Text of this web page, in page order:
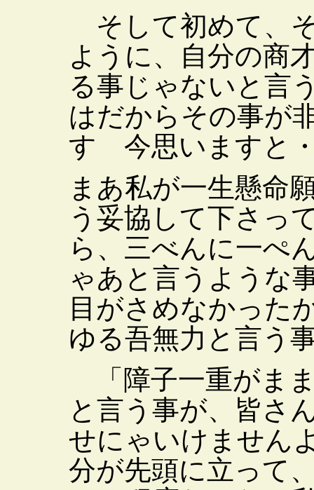
そして初めて、
ように、自分の商
る事じゃないと言
はだからその事が
す 今思いますと
まあ私が一生懸命
う妥協して下さっ
ら、三べんに一ぺ
ゃあと言うような
目がさめなかった
ゆる吾無力と言う
「障子一重がま
と言う事が、皆さ
せにゃいけません
分が先頭に立って